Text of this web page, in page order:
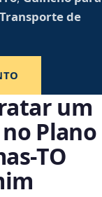
Transporte de
um
Plano